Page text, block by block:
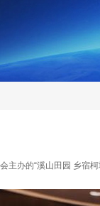
主办的“溪山田园 乡宿